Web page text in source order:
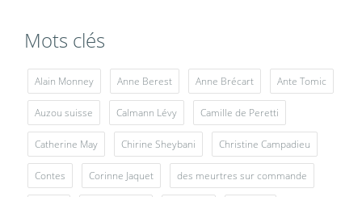
Mots clés
Alain Monney Anne Berest Anne Brécart Ante Tomic
Auzou suisse Calmann Lévy Camille de Peretti
Catherine May Chirine Sheybani Christine Campadieu
Contes Corinne Jaquet des meurtres sur commande